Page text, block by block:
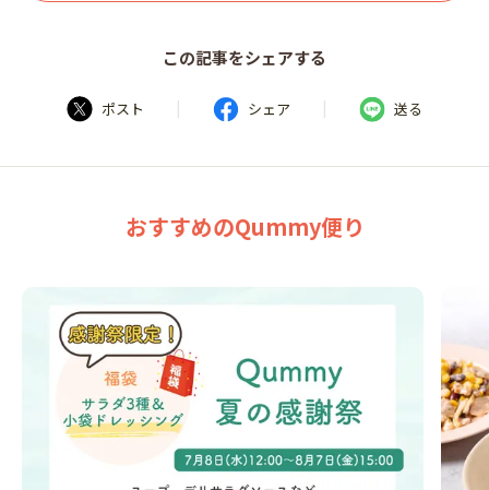
この記事をシェアする
ポスト | シェア | 送る
おすすめのQummy便り